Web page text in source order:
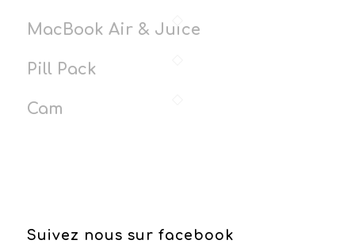
MacBook Air & Juice
Pill Pack
Cam
Suivez nous sur facebook